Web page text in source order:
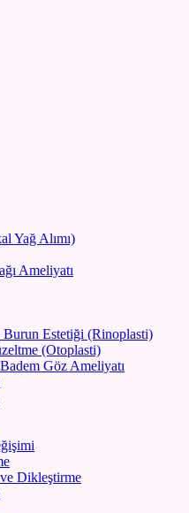
Yağ Alımı)
Ameliyatı
Estetiği (Rinoplasti)
(Otoplasti)
Göz Ameliyatı
Dikleştirme